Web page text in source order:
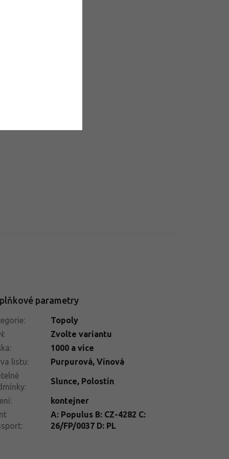
parametry
:
Topoly
:
Zvolte variantu
:
1000 a více
listu:
Purpurová, Vínová
:
Slunce, Polostín
:
kontejner
:
A: Populus B: CZ-4282 C:
26/FP/0037 D: PL